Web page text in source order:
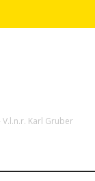
Karl Gruber